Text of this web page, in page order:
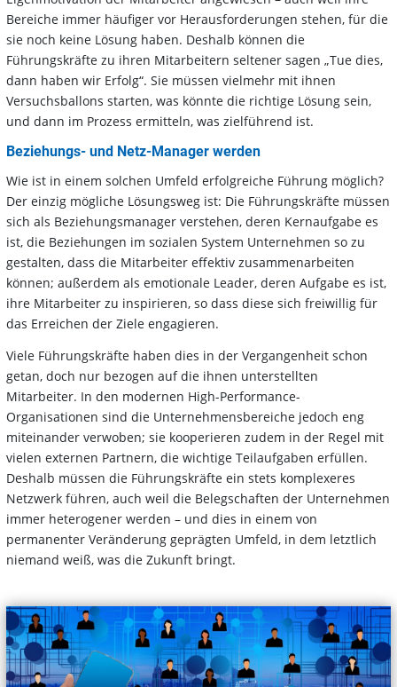
Bereiche immer häufiger vor Herausforderungen stehen, für die
sie noch keine Lösung haben. Deshalb können die
Führungskräfte zu ihren Mitarbeitern seltener sagen „Tue dies,
dann haben wir Erfolg“. Sie müssen vielmehr mit ihnen
Versuchsballons starten, was könnte die richtige Lösung sein,
und dann im Prozess ermitteln, was zielführend ist.
Beziehungs- und Netz-Manager werden
Wie ist in einem solchen Umfeld erfolgreiche Führung möglich?
Der einzig mögliche Lösungsweg ist: Die Führungskräfte müssen
sich als Beziehungsmanager verstehen, deren Kernaufgabe es
ist, die Beziehungen im sozialen System Unternehmen so zu
gestalten, dass die Mitarbeiter effektiv zusammenarbeiten
können; außerdem als emotionale Leader, deren Aufgabe es ist,
ihre Mitarbeiter zu inspirieren, so dass diese sich freiwillig für
das Erreichen der Ziele engagieren.
Viele Führungskräfte haben dies in der Vergangenheit schon
getan, doch nur bezogen auf die ihnen unterstellten
Mitarbeiter. In den modernen High-Performance-
Organisationen sind die Unternehmensbereiche jedoch eng
miteinander verwoben; sie kooperieren zudem in der Regel mit
vielen externen Partnern, die wichtige Teilaufgaben erfüllen.
Deshalb müssen die Führungskräfte ein stets komplexeres
Netzwerk führen, auch weil die Belegschaften der Unternehmen
immer heterogener werden – und dies in einem von
permanenter Veränderung geprägten Umfeld, in dem letztlich
niemand weiß, was die Zukunft bringt.